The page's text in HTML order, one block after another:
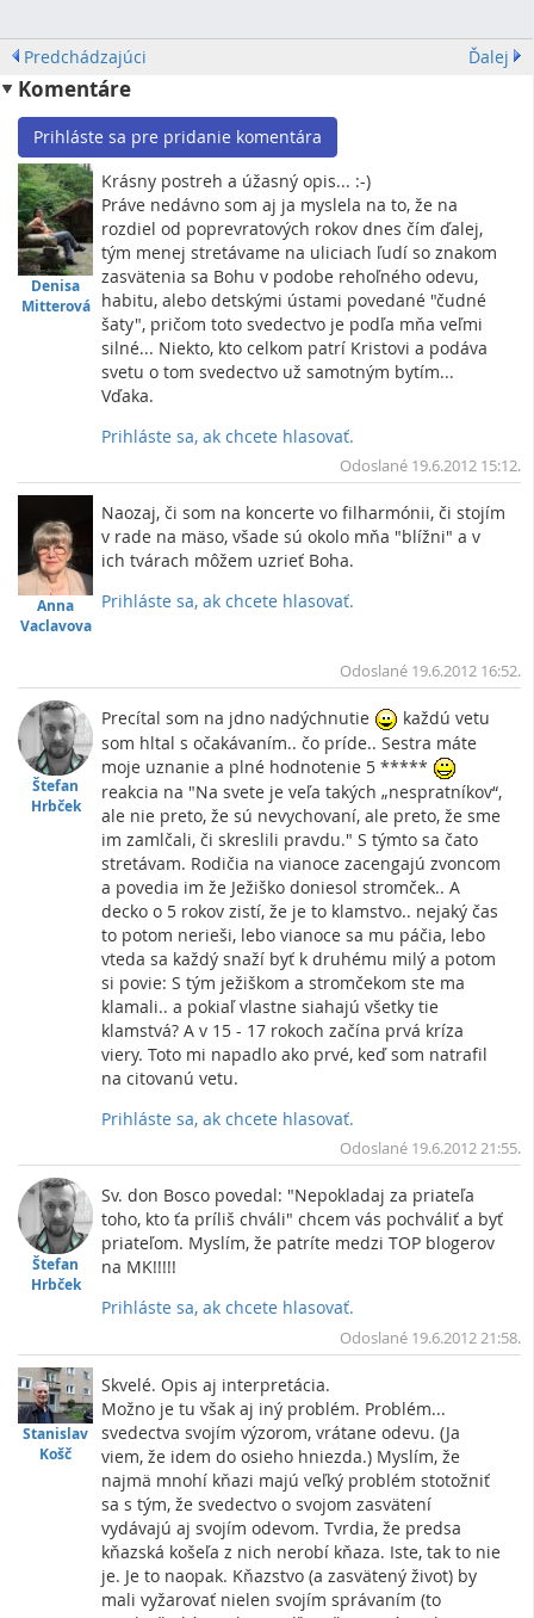
Predchádzajúci Ďalej
Komentáre
Prihláste sa pre pridanie komentára
Denisa
Mitterová
Krásny postreh a úžasný opis... :-)
Práve nedávno som aj ja myslela na to, že na
rozdiel od poprevratových rokov dnes čím ďalej,
tým menej stretávame na uliciach ľudí so znakom
zasvätenia sa Bohu v podobe rehoľného odevu,
habitu, alebo detskými ústami povedané "čudné
šaty", pričom toto svedectvo je podľa mňa veľmi
silné... Niekto, kto celkom patrí Kristovi a podáva
svetu o tom svedectvo už samotným bytím...
Vďaka.
Prihláste sa, ak chcete hlasovať.
Odoslané 19.6.2012 15:12.
Anna
Vaclavova
Naozaj, či som na koncerte vo filharmónii, či stojím
v rade na mäso, všade sú okolo mňa "blížni" a v
ich tvárach môžem uzrieť Boha.
Prihláste sa, ak chcete hlasovať.
Odoslané 19.6.2012 16:52.
Štefan
Hrbček
Precítal som na jdno nadýchnutie
každú vetu
som hltal s očakávaním.. čo príde.. Sestra máte
moje uznanie a plné hodnotenie 5 *****
reakcia na "Na svete je veľa takých „nespratníkov“,
ale nie preto, že sú nevychovaní, ale preto, že sme
im zamlčali, či skreslili pravdu." S týmto sa čato
stretávam. Rodičia na vianoce zacengajú zvoncom
a povedia im že Ježiško doniesol stromček.. A
decko o 5 rokov zistí, že je to klamstvo.. nejaký čas
to potom nerieši, lebo vianoce sa mu páčia, lebo
vteda sa každý snaží byť k druhému milý a potom
si povie: S tým ježiškom a stromčekom ste ma
klamali.. a pokiaľ vlastne siahajú všetky tie
klamstvá? A v 15 - 17 rokoch začína prvá kríza
viery. Toto mi napadlo ako prvé, keď som natrafil
na citovanú vetu.
Prihláste sa, ak chcete hlasovať.
Odoslané 19.6.2012 21:55.
Štefan
Hrbček
Sv. don Bosco povedal: "Nepokladaj za priateľa
toho, kto ťa príliš chváli" chcem vás pochváliť a byť
priateľom. Myslím, že patríte medzi TOP blogerov
na MK!!!!!
Prihláste sa, ak chcete hlasovať.
Odoslané 19.6.2012 21:58.
Stanislav
Košč
Skvelé. Opis aj interpretácia.
Možno je tu však aj iný problém. Problém...
svedectva svojím výzorom, vrátane odevu. (Ja
viem, že idem do osieho hniezda.) Myslím, že
najmä mnohí kňazi majú veľký problém stotožniť
sa s tým, že svedectvo o svojom zasvätení
vydávajú aj svojím odevom. Tvrdia, že predsa
kňazská košeľa z nich nerobí kňaza. Iste, tak to nie
je. Je to naopak. Kňazstvo (a zasvätený život) by
mali vyžarovať nielen svojím správaním (to